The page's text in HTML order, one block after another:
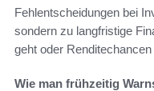
Fehlentscheidungen bei
sondern zu langfristige
geht oder
Wie man frühzeitig